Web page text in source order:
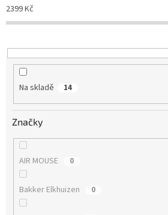
2399Kč
Na skladě 14
Značky
AIR MOUSE 0
Bakker Elkhuizen 0